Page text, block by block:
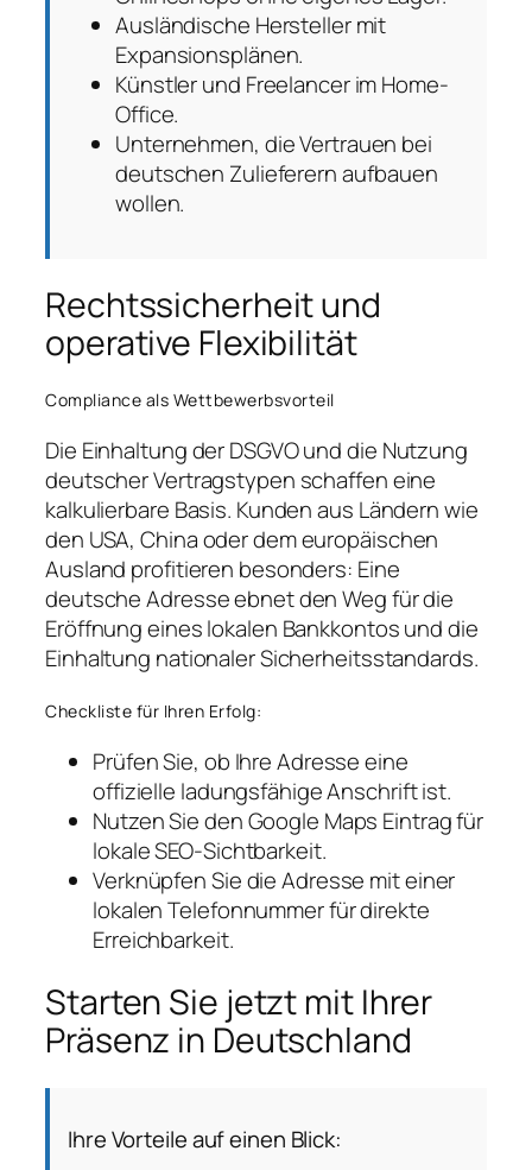
Ausländische Hersteller mit
Expansionsplänen.
Künstler und Freelancer im Home-
Office.
Unternehmen, die Vertrauen bei
deutschen Zulieferern aufbauen
wollen.
Rechtssicherheit und
operative Flexibilität
Compliance als Wettbewerbsvorteil
Die Einhaltung der DSGVO und die Nutzung
deutscher Vertragstypen schaffen eine
kalkulierbare Basis. Kunden aus Ländern wie
den USA, China oder dem europäischen
Ausland profitieren besonders: Eine
deutsche Adresse ebnet den Weg für die
Eröffnung eines lokalen Bankkontos und die
Einhaltung nationaler Sicherheitsstandards.
Checkliste für Ihren Erfolg:
Prüfen Sie, ob Ihre Adresse eine
offizielle ladungsfähige Anschrift ist.
Nutzen Sie den Google Maps Eintrag für
lokale SEO-Sichtbarkeit.
Verknüpfen Sie die Adresse mit einer
lokalen Telefonnummer für direkte
Erreichbarkeit.
Starten Sie jetzt mit Ihrer
Präsenz in Deutschland
Ihre Vorteile auf einen Blick: